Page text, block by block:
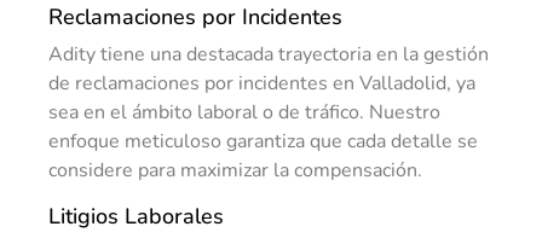
Reclamaciones por Incidentes
Adity tiene una destacada trayectoria en la gestión
de reclamaciones por incidentes en Valladolid, ya
sea en el ámbito laboral o de tráfico. Nuestro
enfoque meticuloso garantiza que cada detalle se
considere para maximizar la compensación.
Litigios Laborales